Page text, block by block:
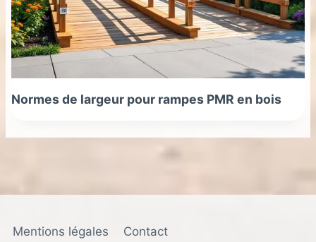
Normes de largeur pour rampes PMR en bois
Mentions légales Contact